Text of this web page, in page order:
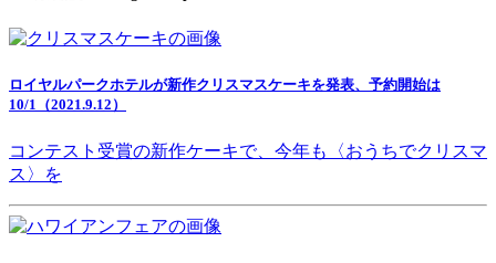
ロイヤルパークホテルが新作クリスマスケーキを発表、予約開始は
10/1（2021.9.12）
コンテスト受賞の新作ケーキで、今年も〈おうちでクリスマ
ス〉を